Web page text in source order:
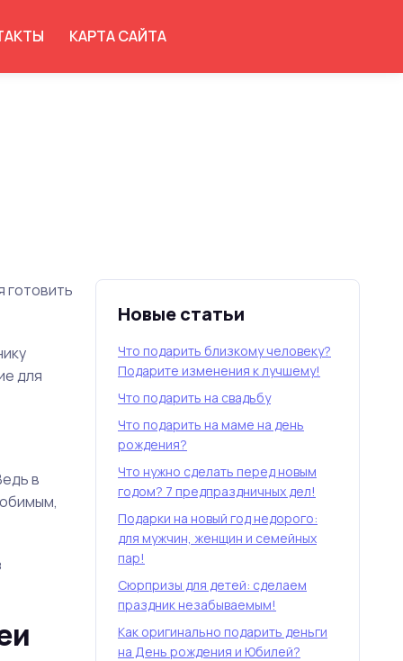
КАРТА САЙТА
готовить
для
в
Новые статьи
Что подарить близкому человеку?
Подарите изменения к лучшему!
Что подарить на свадьбу
Что подарить на маме на день
рождения?
Что нужно сделать перед новым
годом? 7 предпраздничных дел!
Подарки на новый год недорого:
для мужчин, женщин и семейных
пар!
Сюрпризы для детей: сделаем
праздник незабываемым!
Как оригинально подарить деньги
на День рождения и Юбилей?